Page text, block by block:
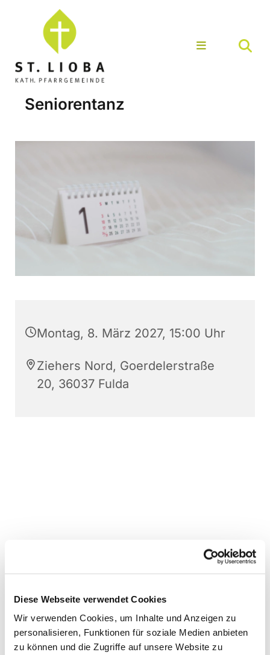
Diese Webseite verwendet Cookies
Wir verwenden Cookies, um Inhalte und Anzeigen zu
personalisieren, Funktionen für soziale Medien anbieten
zu können und die Zugriffe auf unsere Website zu
Seniorentanz
Montag, 8. März 2027, 15:00 Uhr
Ziehers Nord, Goerdelerstraße
20, 36037 Fulda